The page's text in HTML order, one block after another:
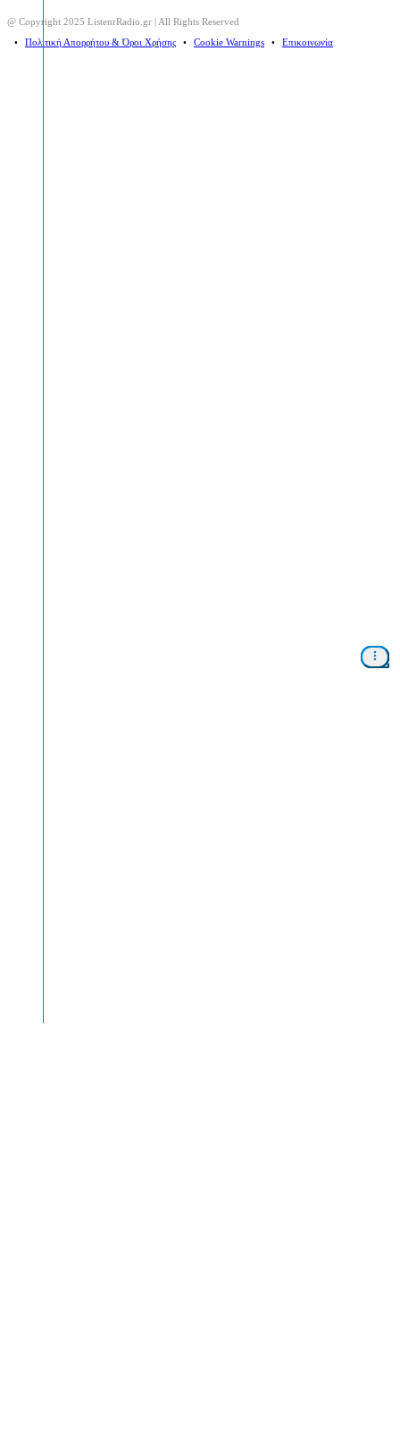
@ Copyright 2025 ListenrRadio.gr | All Rights Reserved
⠀•⠀ Πολιτική Απορρήτου & Όροι Χρήσης ⠀•⠀ Cookie Warnings ⠀•⠀ Επικοινωνία